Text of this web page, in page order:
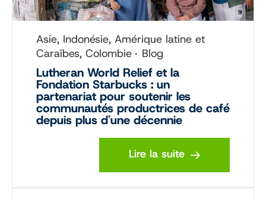
Asie, Indonésie, Amérique latine et
Caraïbes, Colombie
Blog
Lutheran World Relief et la
Fondation Starbucks : un
partenariat pour soutenir les
communautés productrices de café
depuis plus d'une décennie
Lire la suite